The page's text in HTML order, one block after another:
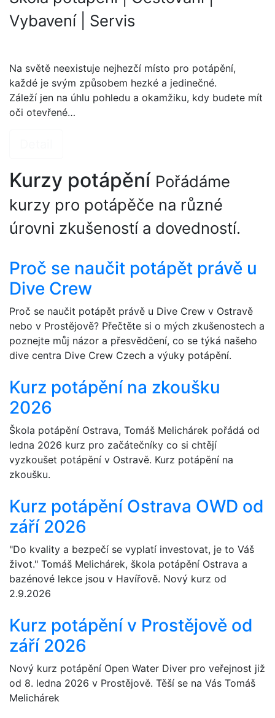
Vybavení | Servis
Na světě neexistuje nejhezčí místo pro potápění,
každé je svým způsobem hezké a jedinečné.
Záleží jen na úhlu pohledu a okamžiku, kdy budete mít
oči otevřené…
Kurzy potápění Pořádáme
kurzy pro potápěče na různé
úrovni zkušeností a dovedností.
Proč se naučit potápět právě u
Dive Crew
Proč se naučit potápět právě u Dive Crew v Ostravě
nebo v Prostějově? Přečtěte si o mých zkušenostech a
poznejte můj názor a přesvědčení, co se týká našeho
dive centra Dive Crew Czech a výuky potápění.
Kurz potápění na zkoušku
2026
Škola potápění Ostrava, Tomáš Melichárek pořádá od
ledna 2026 kurz pro začátečníky co si chtějí
vyzkoušet potápění v Ostravě. Kurz potápění na
zkoušku.
Kurz potápění Ostrava OWD od
září 2026
"Do kvality a bezpečí se vyplatí investovat, je to Váš
život." Tomáš Melichárek, škola potápění Ostrava a
bazénové lekce jsou v Havířově. Nový kurz od
2.9.2026
Kurz potápění v Prostějově od
září 2026
Nový kurz potápění Open Water Diver pro veřejnost již
od 8. ledna 2026 v Prostějově. Těší se na Vás Tomáš
Melichárek